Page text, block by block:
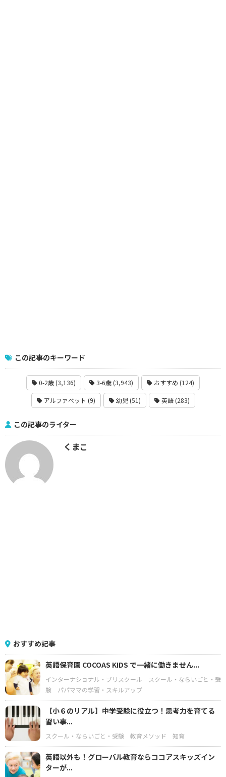
この記事のキーワード
0-2歳 (3,136) 3-6歳 (3,943) おすすめ (124)
アルファベット (9) 幼児 (51) 英語 (283)
この記事のライター
くまこ
おすすめ記事
英語保育園 COCOAS KIDS で一緒に働きません...
インターナショナル・プリスクール
スクール・ならいごと・受
験
パパママの学習・スキルアップ
【小６のリアル】中学受験に役立つ！思考力を育てる
習い事...
スクール・ならいごと・受験 教育メソッド 知育
英語以外も！グローバル教育ならココアスキッズイン
ターが...